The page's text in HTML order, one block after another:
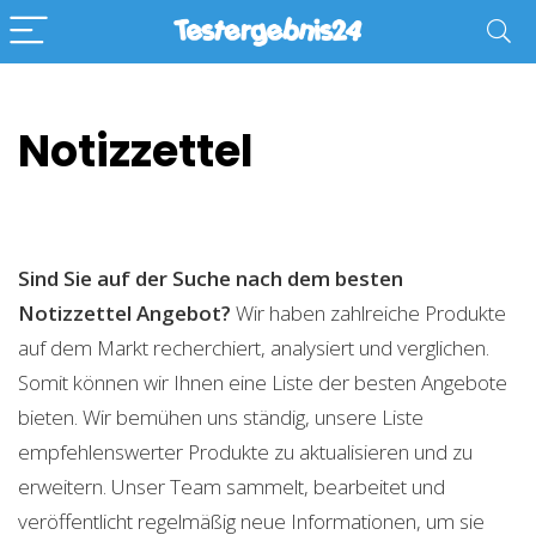
Notizzettel
Sind Sie auf der Suche nach dem besten
Notizzettel Angebot? Wir haben zahlreiche Produkte
auf dem Markt recherchiert, analysiert und verglichen.
Somit können wir Ihnen eine Liste der besten Angebote
bieten. Wir bemühen uns ständig, unsere Liste
empfehlenswerter Produkte zu aktualisieren und zu
erweitern. Unser Team sammelt, bearbeitet und
veröffentlicht regelmäßig neue Informationen, um sie